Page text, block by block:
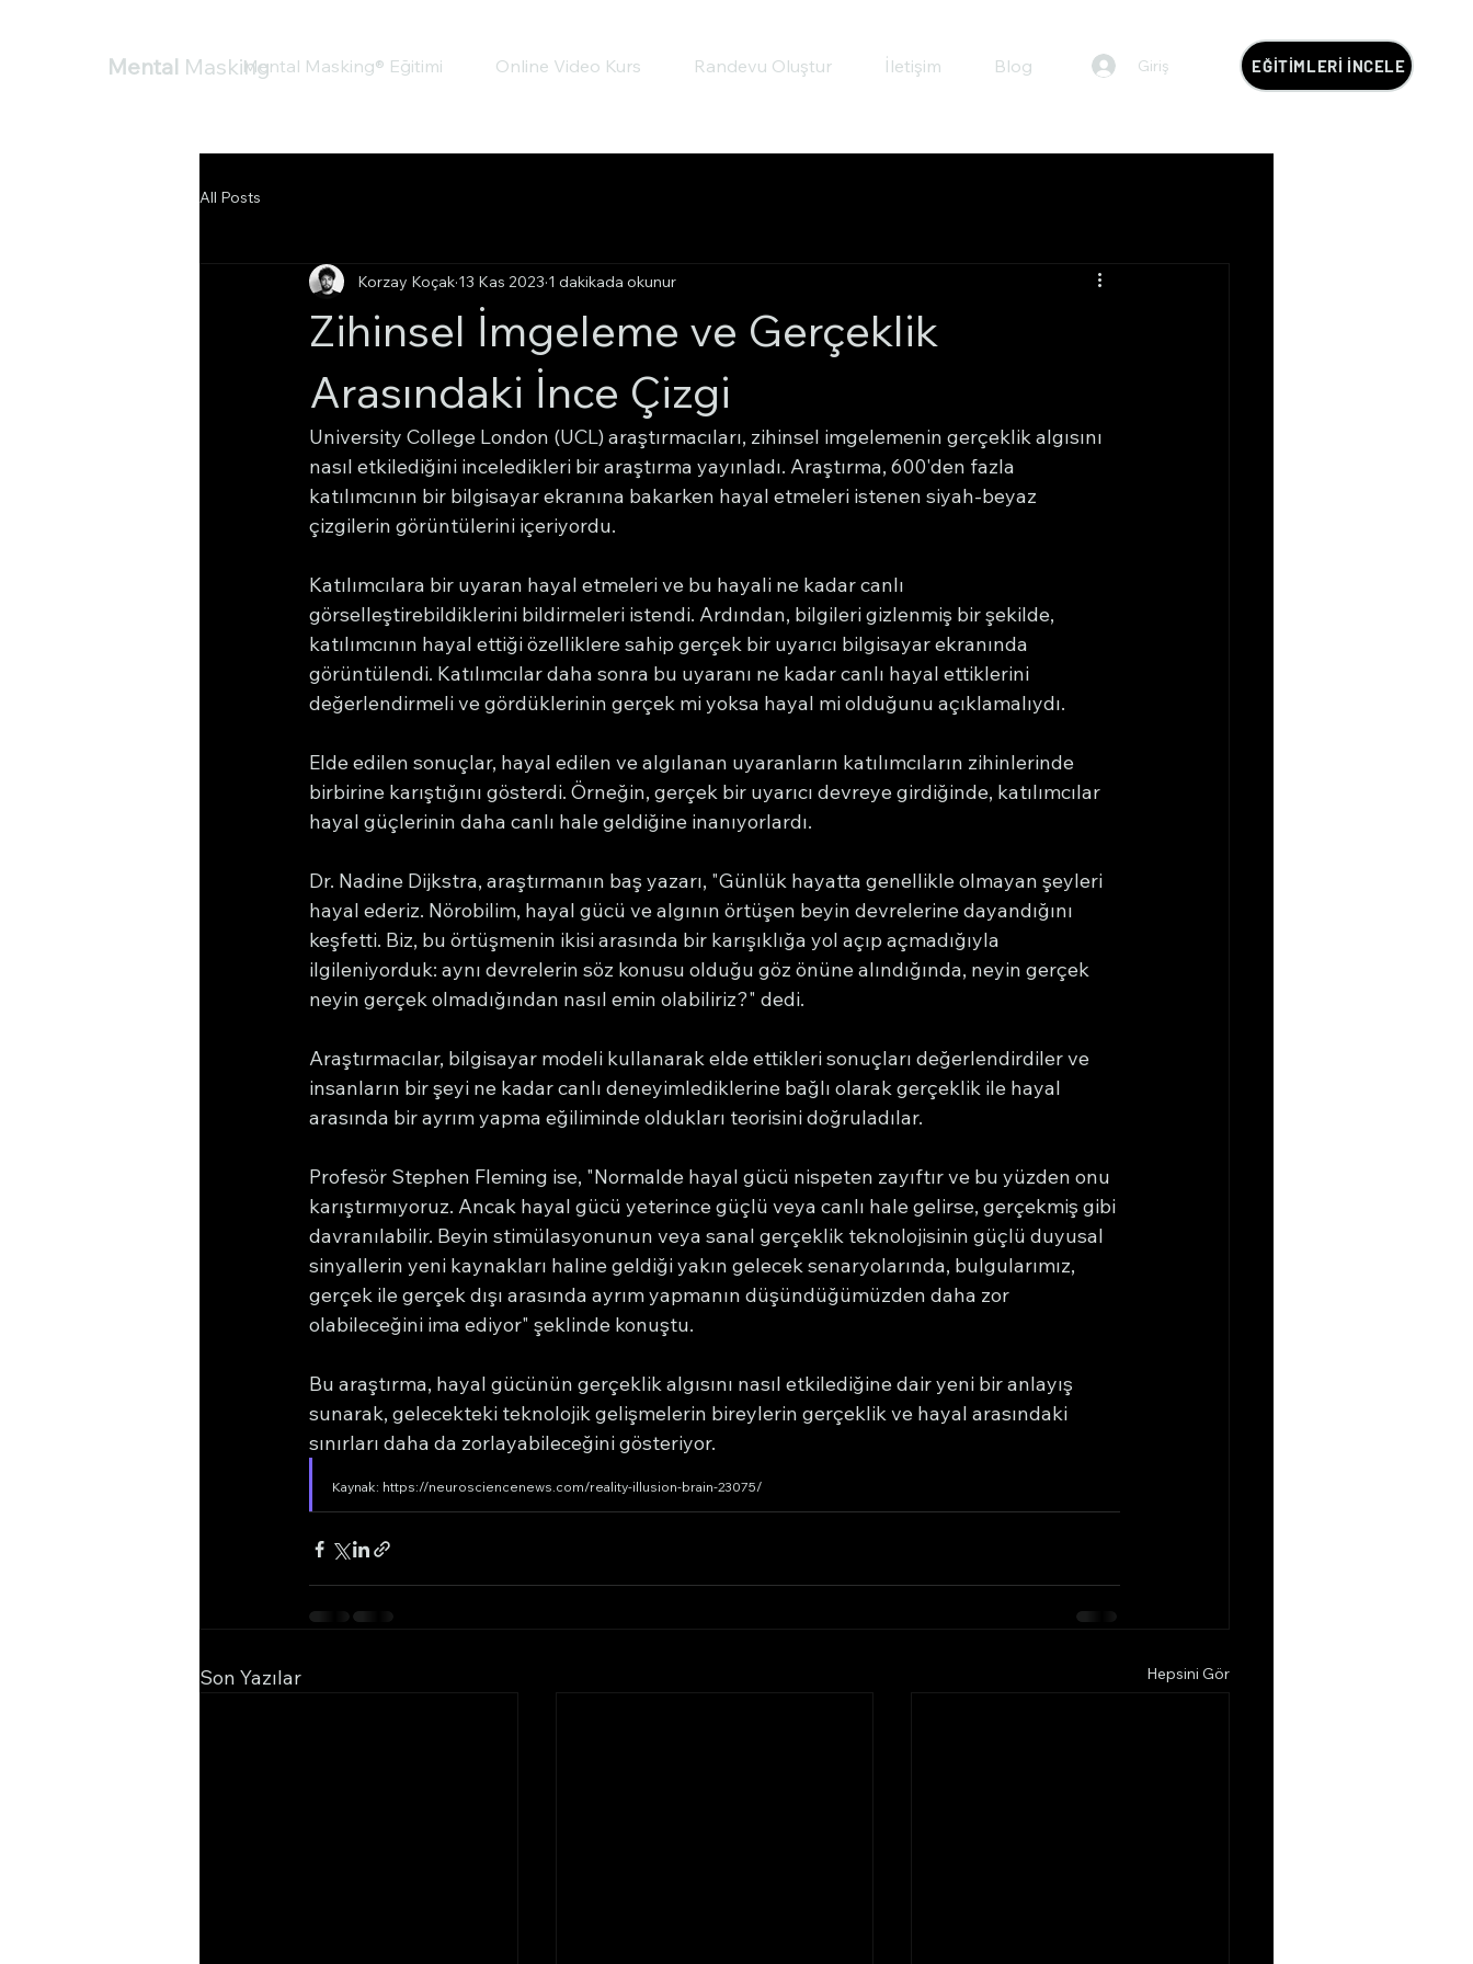
Mental MaskingMental Masking® Eğitimi Online Video Kurs Randevu Oluştur İletişim Blog Giriş EĞİTİMLERİ İNCELE
All Posts
Zihinsel İmgeleme ve Gerçeklik
Arasındaki İnce Çizgi
Korzay Koçak 13 Kas 2023 1 dakikada okunur
University College London (UCL) araştırmacıları, zihinsel imgelemenin gerçeklik algısını
nasıl etkilediğini inceledikleri bir araştırma yayınladı. Araştırma, 600'den fazla
katılımcının bir bilgisayar ekranına bakarken hayal etmeleri istenen siyah-beyaz
çizgilerin görüntülerini içeriyordu.
Katılımcılara bir uyaran hayal etmeleri ve bu hayali ne kadar canlı
görselleştirebildiklerini bildirmeleri istendi. Ardından, bilgileri gizlenmiş bir şekilde,
katılımcının hayal ettiği özelliklere sahip gerçek bir uyarıcı bilgisayar ekranında
görüntülendi. Katılımcılar daha sonra bu uyaranı ne kadar canlı hayal ettiklerini
değerlendirmeli ve gördüklerinin gerçek mi yoksa hayal mi olduğunu açıklamalıydı.
Elde edilen sonuçlar, hayal edilen ve algılanan uyaranların katılımcıların zihinlerinde
birbirine karıştığını gösterdi. Örneğin, gerçek bir uyarıcı devreye girdiğinde, katılımcılar
hayal güçlerinin daha canlı hale geldiğine inanıyorlardı.
Dr. Nadine Dijkstra, araştırmanın baş yazarı, "Günlük hayatta genellikle olmayan şeyleri
hayal ederiz. Nörobilim, hayal gücü ve algının örtüşen beyin devrelerine dayandığını
keşfetti. Biz, bu örtüşmenin ikisi arasında bir karışıklığa yol açıp açmadığıyla
ilgileniyorduk: aynı devrelerin söz konusu olduğu göz önüne alındığında, neyin gerçek
neyin gerçek olmadığından nasıl emin olabiliriz?" dedi.
Araştırmacılar, bilgisayar modeli kullanarak elde ettikleri sonuçları değerlendirdiler ve
insanların bir şeyi ne kadar canlı deneyimlediklerine bağlı olarak gerçeklik ile hayal
arasında bir ayrım yapma eğiliminde oldukları teorisini doğruladılar.
Profesör Stephen Fleming ise, "Normalde hayal gücü nispeten zayıftır ve bu yüzden onu
karıştırmıyoruz. Ancak hayal gücü yeterince güçlü veya canlı hale gelirse, gerçekmiş gibi
davranılabilir. Beyin stimülasyonunun veya sanal gerçeklik teknolojisinin güçlü duyusal
sinyallerin yeni kaynakları haline geldiği yakın gelecek senaryolarında, bulgularımız,
gerçek ile gerçek dışı arasında ayrım yapmanın düşündüğümüzden daha zor
olabileceğini ima ediyor" şeklinde konuştu.
Bu araştırma, hayal gücünün gerçeklik algısını nasıl etkilediğine dair yeni bir anlayış
sunarak, gelecekteki teknolojik gelişmelerin bireylerin gerçeklik ve hayal arasındaki
sınırları daha da zorlayabileceğini gösteriyor.
Kaynak: https://neurosciencenews.com/reality-illusion-brain-23075/
Son Yazılar Hepsini Gör